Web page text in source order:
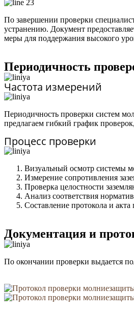
По завершении проверки
устранению. Документ
меры для поддержания высокого
Периодичность
Частота измерений
Периодичность проверки систем
предлагаем гибкий график
Процесс проверки
Визуальный осмотр системы
Измерение сопротивления
Проверка целостности
Анализ соответствия
Составление протокола и акта
Документация и
По окончании проверки выдается